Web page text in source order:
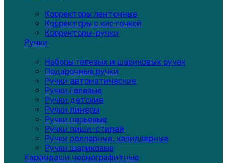
Корректоры ленточные
Корректоры с кисточкой
Корректоры-ручки
Ручки
Наборы гелевых и шариковых ручек
Подарочные ручки
Ручки автоматические
Ручки гелевые
Ручки детские
Ручки линеры
Ручки перьевые
Ручки пиши-стирай
Ручки роллерные, капиллярные
Ручки шариковые
Карандаши чернографитные